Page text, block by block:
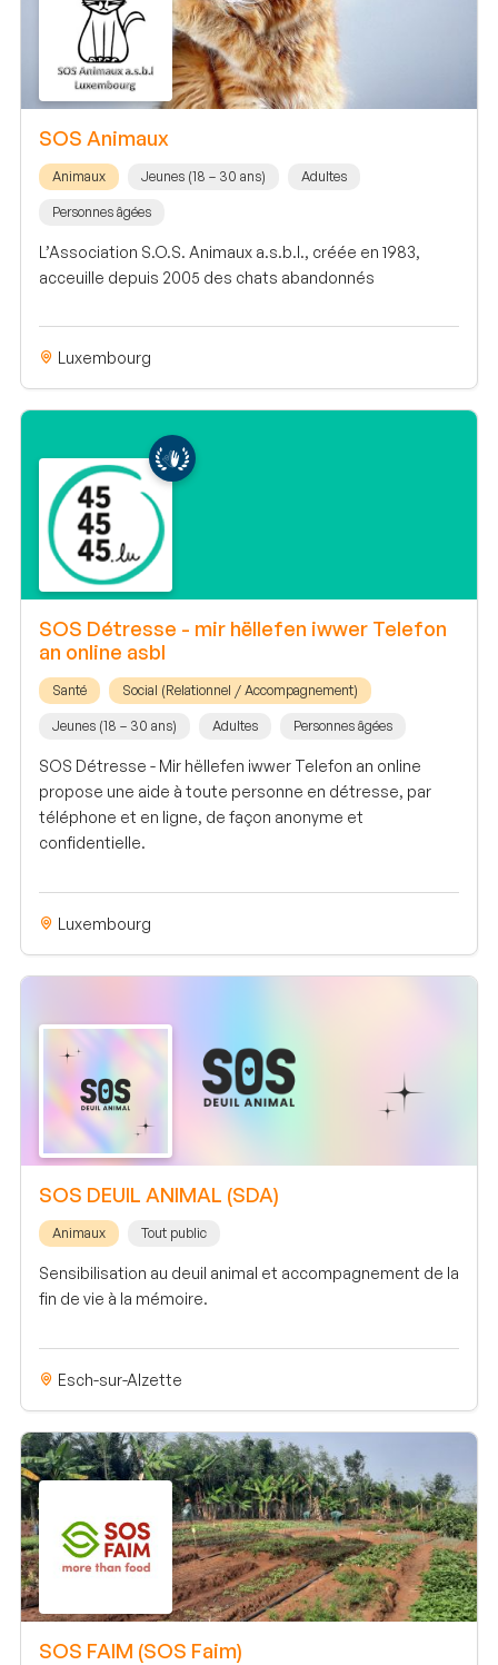
SOS Animaux
Animaux Jeunes (18 – 30 ans) Adultes
Personnes âgées
L’Association S.O.S. Animaux a.s.b.l., créée en 1983,
acceuille depuis 2005 des chats abandonnés
Luxembourg
SOS Détresse - mir hëllefen iwwer Telefon
an online asbl
Santé Social (Relationnel / Accompagnement)
Jeunes (18 – 30 ans) Adultes Personnes âgées
SOS Détresse - Mir hëllefen iwwer Telefon an online
propose une aide à toute personne en détresse, par
téléphone et en ligne, de façon anonyme et
confidentielle.
Luxembourg
SOS DEUIL ANIMAL (SDA)
Animaux Tout public
Sensibilisation au deuil animal et accompagnement de la
fin de vie à la mémoire.
Esch-sur-Alzette
SOS FAIM (SOS Faim)